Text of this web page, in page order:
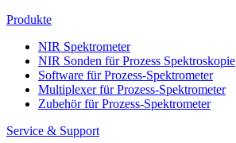
Produkte
NIR Spektrometer
NIR Sonden für Prozess Spektroskopie
Software für Prozess-Spektrometer
Multiplexer für Prozess-Spektrometer
Zubehör für Prozess-Spektrometer
Service & Support